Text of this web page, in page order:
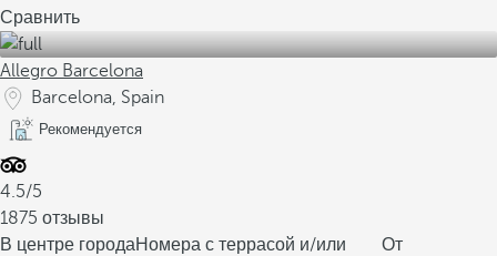
Сравнить
Allegro Barcelona
Barcelona, Spain
Рекомендуется
4.5/5
1875 отзывы
В центре городаНомера с террасой и/или
От